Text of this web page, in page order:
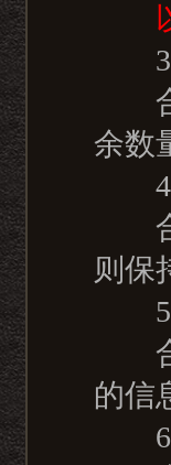
以
3.
合
余数
4.
合
则保
5.
合
的信
6.